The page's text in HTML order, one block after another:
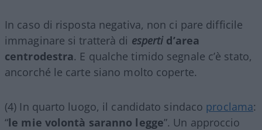
In caso di risposta negativa, non ci pare difficile
immaginare si tratterà di espertid’area
centrodestra. E qualche timido segnale c’è stato,
ancorché le carte siano molto coperte.
(4) In quarto luogo, il candidato sindaco proclama:
“le mie volontà saranno legge”. Un approccio